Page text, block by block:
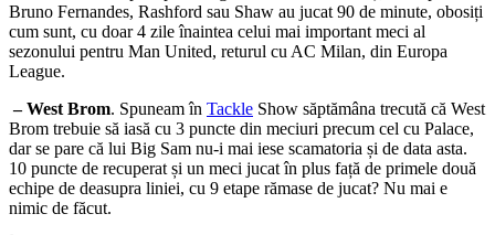
Bruno Fernandes, Rashford sau Shaw au jucat 90 de minute, obosiți
cum sunt, cu doar 4 zile înaintea celui mai important meci al
sezonului pentru Man United, returul cu AC Milan, din Europa
League.
– West Brom. Spuneam în Tackle Show săptămâna trecută că West
Brom trebuie să iasă cu 3 puncte din meciuri precum cel cu Palace,
dar se pare că lui Big Sam nu-i mai iese scamatoria și de data asta.
10 puncte de recuperat și un meci jucat în plus față de primele două
echipe de deasupra liniei, cu 9 etape rămase de jucat? Nu mai e
nimic de făcut.